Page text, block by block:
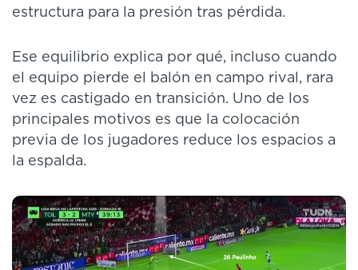
estructura para la presión tras pérdida.
Ese equilibrio explica por qué, incluso cuando
el equipo pierde el balón en campo rival, rara
vez es castigado en transición. Uno de los
principales motivos es que la colocación
previa de los jugadores reduce los espacios a
la espalda.